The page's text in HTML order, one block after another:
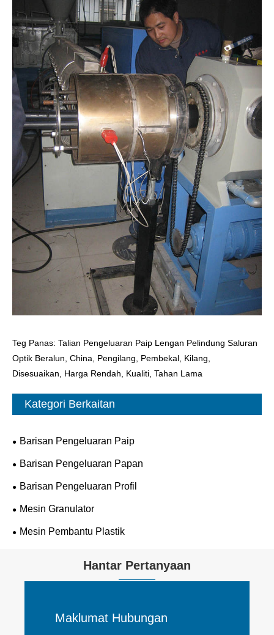
Teg Panas: Talian Pengeluaran Paip Lengan Pelindung Saluran
Optik Beralun, China, Pengilang, Pembekal, Kilang,
Disesuaikan, Harga Rendah, Kualiti, Tahan Lama
Kategori Berkaitan
Barisan Pengeluaran Paip
Barisan Pengeluaran Papan
Barisan Pengeluaran Profil
Mesin Granulator
Mesin Pembantu Plastik
Hantar Pertanyaan
Maklumat Hubungan